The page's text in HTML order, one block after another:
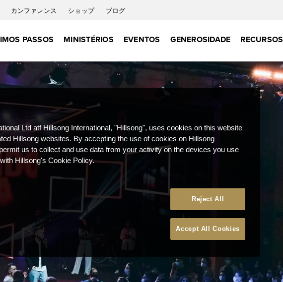
カンファレンス ショップ ブログ
PASSOS MINISTÉRIOS EVENTOS GENEROSIDADE RECURSOS
Ltd atf Hillsong International, "Hillsong", uses cookies on this website
Hillsong websites. By accepting the use of cookies on Hillsong
us to collect and use data from your activity on the devices you use
Hillsong's Cookie Policy.
Reject All
Accept All Cookies